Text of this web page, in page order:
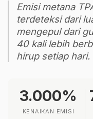
Emisi metana
terdeteksi dari
mengepul dari
40 kali lebih
hirup setiap hari.
3.000%
KENAIKAN EMISI